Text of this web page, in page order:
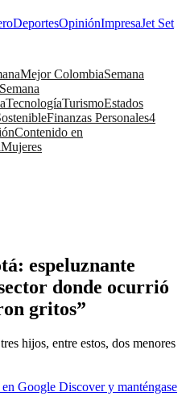
DeportesOpiniónImpresaJet Set
Mejor ColombiaSemana
Semana
TecnologíaTurismoEstados
Finanzas Personales4
Contenido en
Mujeres
espeluznante
donde ocurrió
gritos”
hijos, entre estos, dos menores
Google Discover y manténgase